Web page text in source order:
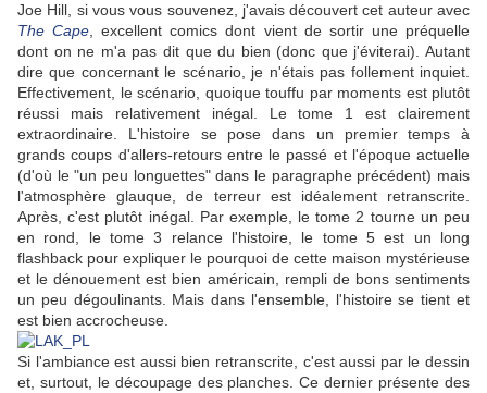
Joe Hill, si vous vous souvenez, j'avais découvert cet auteur avec
The Cape , excellent comics dont vient de sortir une préquelle
dont on ne m'a pas dit que du bien (donc que j'éviterai). Autant
dire que concernant le scénario, je n'étais pas follement inquiet.
Effectivement, le scénario, quoique touffu par moments est plutôt
réussi mais relativement inégal. Le tome 1 est clairement
extraordinaire. L'histoire se pose dans un premier temps à
grands coups d'allers-retours entre le passé et l'époque actuelle
(d'où le "un peu longuettes" dans le paragraphe précédent) mais
l'atmosphère glauque, de terreur est idéalement retranscrite.
Après, c'est plutôt inégal. Par exemple, le tome 2 tourne un peu
en rond, le tome 3 relance l'histoire, le tome 5 est un long
flashback pour expliquer le pourquoi de cette maison mystérieuse
et le dénouement est bien américain, rempli de bons sentiments
un peu dégoulinants. Mais dans l'ensemble, l'histoire se tient et
est bien accrocheuse.
Si l'ambiance est aussi bien retranscrite, c'est aussi par le dessin
et, surtout, le découpage des planches. Ce dernier présente des